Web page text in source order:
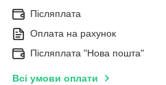
Післяплата
Оплата на рахунок
Післяплата "Нова пошта"
Всі умови оплати